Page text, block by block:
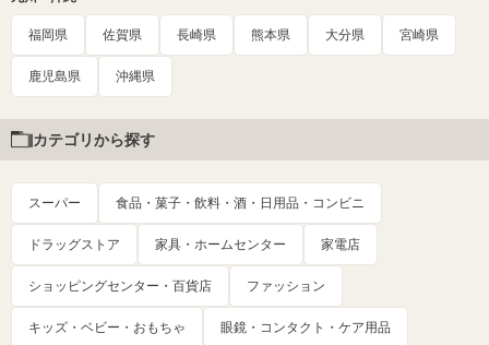
福岡県 佐賀県 長崎県 熊本県 大分県 宮崎県
鹿児島県 沖縄県
カテゴリから探す
スーパー 食品・菓子・飲料・酒・日用品・コンビニ
ドラッグストア 家具・ホームセンター 家電店
ショッピングセンター・百貨店 ファッション
キッズ・ベビー・おもちゃ 眼鏡・コンタクト・ケア用品